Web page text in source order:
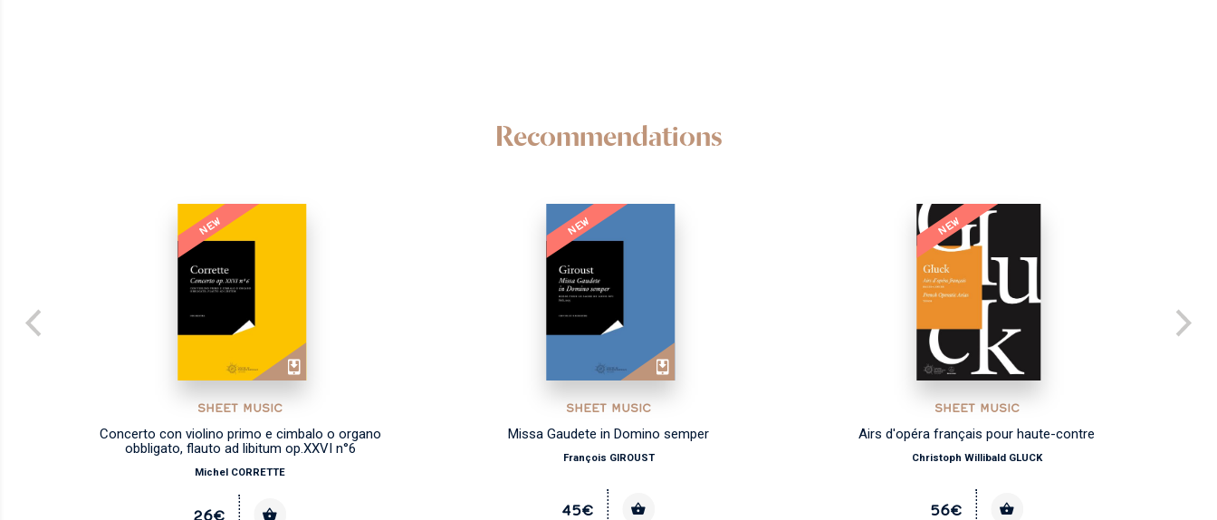
Recommendations
NEW
SHEET MUSIC
Concerto con violino primo e cimbalo o organo
obbligato, flauto ad libitum op.XXVI n°6
Michel CORRETTE
26€
NEW
SHEET MUSIC
Missa Gaudete in Domino semper
François GIROUST
45€
NEW
SHEET MUSIC
Airs d'opéra français pour haute-contre
Christoph Willibald GLUCK
56€